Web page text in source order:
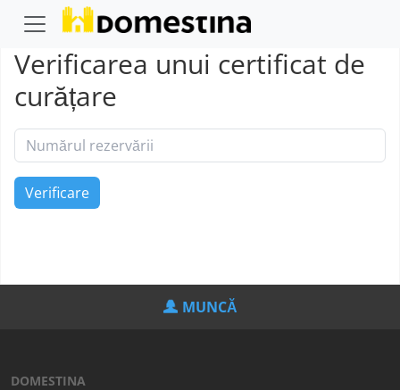
Verificarea unui certificat de
curățare
MUNCĂ
DOMESTINA